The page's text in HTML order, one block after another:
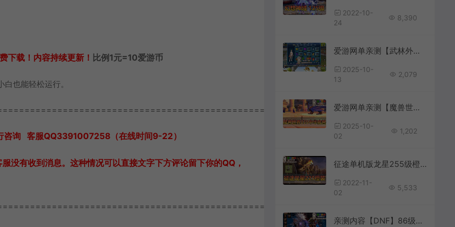
下载！内容持续更新！ 比例1元=10爱游币
也能轻松运行。
咨询 客服QQ3391007258（在线时间9-22）
没有收到消息。这种情况可以直接文字下方评论留下你的QQ，
2022-10-
24
8,390
爱游网单亲测【武林外传】半世浮沉100级小天位 配套GM后台EL工具虚拟机一键端视频安装教学+手工端文本教学
2025-10-
13
2,079
爱游网单亲测【魔兽世界】V335中华魔兽单机一键端配套GM后台免虚拟机视频安装教学+手工端文本教学
2025-10-
02
1,202
征途单机版龙星255级橙装新附件完整任务神器马装坐骑GM任刷装备虚拟机一键端
2022-11-
02
5,533
亲测内容【DNF】86级黑金11版五职业女鬼剑带魔枪士徽章等单机Gm后台无限点券装备地下城网游单机版